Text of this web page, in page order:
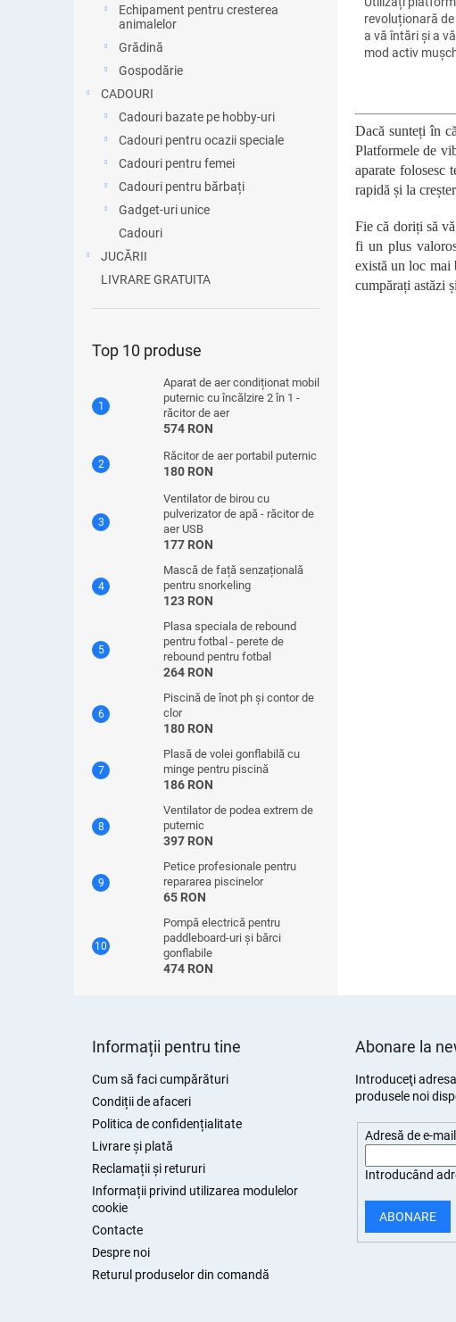
Echipament pentru cresterea
animalelor
Grădină
Gospodărie
CADOURI
Cadouri bazate pe hobby-uri
Cadouri pentru ocazii speciale
Cadouri pentru femei
Cadouri pentru bărbați
Gadget-uri unice
Cadouri
JUCĂRII
LIVRARE GRATUITA
Top 10 produse
Aparat de aer condiționat mobil
puternic cu încălzire 2 în 1 -
răcitor de aer
574 RON
Răcitor de aer portabil puternic
180 RON
Ventilator de birou cu
pulverizator de apă - răcitor de
aer USB
177 RON
Mască de față senzațională
pentru snorkeling
123 RON
Plasa speciala de rebound
pentru fotbal - perete de
rebound pentru fotbal
264 RON
Piscină de înot ph și contor de
clor
180 RON
Plasă de volei gonflabilă cu
minge pentru piscină
186 RON
Ventilator de podea extrem de
puternic
397 RON
Petice profesionale pentru
repararea piscinelor
65 RON
Pompă electrică pentru
paddleboard-uri și bărci
gonflabile
474 RON
revoluționară
a vă întări și a
mod activ
Dacă sunteți în
Platformele de
aparate folosesc
rapidă și la
Fie că doriți să
fi un plus
există un loc mai
cumpărați astăzi
Informații pentru tine
Cum să faci cumpărături
Condiții de afaceri
Politica de confidențialitate
Livrare și plată
Reclamații și retururi
Informații privind utilizarea modulelor
cookie
Contacte
Despre noi
Returul produselor din comandă
Abonare la
Introduceţi
produsele noi
Adresă de e-mail
Introducând
ABONARE